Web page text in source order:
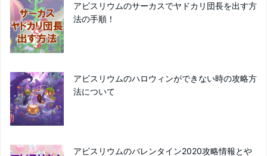
アビスリウムのサーカスでヤドカリ団長を出す方
法の手順！
アビスリウムのハロウィンができない時の攻略方
法について
アビスリウムのバレンタイン2020攻略情報とや